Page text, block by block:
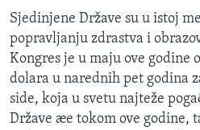
Sjedinjene Države su u istoj
popravljanju zdrastva i
Kongres je u maju ove godine
dolara u narednih pet godina
side, koja u svetu najteže
Države æe tokom ove godine,